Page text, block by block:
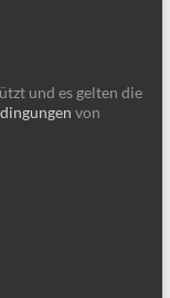
und es gelten die
von